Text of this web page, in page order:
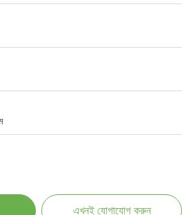
এখনই যোগাযোগ করুন